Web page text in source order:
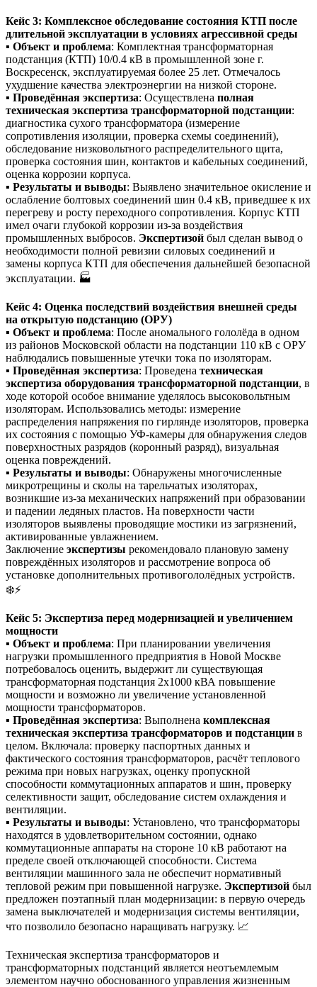
Кейс 3: Комплексное обследование состояния КТП после
длительной эксплуатации в условиях агрессивной среды
▪️ Объект и проблема: Комплектная трансформаторная
подстанция (КТП) 10/0.4 кВ в промышленной зоне г.
Воскресенск, эксплуатируемая более 25 лет. Отмечалось
ухудшение качества электроэнергии на низкой стороне.
▪️ Проведённая экспертиза: Осуществлена полная
техническая экспертиза трансформаторной подстанции:
диагностика сухого трансформатора (измерение
сопротивления изоляции, проверка схемы соединений),
обследование низковольтного распределительного щита,
проверка состояния шин, контактов и кабельных соединений,
оценка коррозии корпуса.
▪️ Результаты и выводы: Выявлено значительное окисление и
ослабление болтовых соединений шин 0.4 кВ, приведшее к их
перегреву и росту переходного сопротивления. Корпус КТП
имел очаги глубокой коррозии из-за воздействия
промышленных выбросов. Экспертизой был сделан вывод о
необходимости полной ревизии силовых соединений и
замены корпуса КТП для обеспечения дальнейшей безопасной
эксплуатации. 🏭
Кейс 4: Оценка последствий воздействия внешней среды
на открытую подстанцию (ОРУ)
▪️ Объект и проблема: После аномального гололёда в одном
из районов Московской области на подстанции 110 кВ с ОРУ
наблюдались повышенные утечки тока по изоляторам.
▪️ Проведённая экспертиза: Проведена техническая
экспертиза оборудования трансформаторной подстанции, в
ходе которой особое внимание уделялось высоковольтным
изоляторам. Использовались методы: измерение
распределения напряжения по гирлянде изоляторов, проверка
их состояния с помощью УФ-камеры для обнаружения следов
поверхностных разрядов (коронный разряд), визуальная
оценка повреждений.
▪️ Результаты и выводы: Обнаружены многочисленные
микротрещины и сколы на тарельчатых изоляторах,
возникшие из-за механических напряжений при образовании
и падении ледяных пластов. На поверхности части
изоляторов выявлены проводящие мостики из загрязнений,
активированные увлажнением.
Заключение экспертизы рекомендовало плановую замену
повреждённых изоляторов и рассмотрение вопроса об
установке дополнительных противогололёдных устройств.
❄️⚡
Кейс 5: Экспертиза перед модернизацией и увеличением
мощности
▪️ Объект и проблема: При планировании увеличения
нагрузки промышленного предприятия в Новой Москве
потребовалось оценить, выдержит ли существующая
трансформаторная подстанция 2х1000 кВА повышение
мощности и возможно ли увеличение установленной
мощности трансформаторов.
▪️ Проведённая экспертиза: Выполнена комплексная
техническая экспертиза трансформаторов и подстанции в
целом. Включала: проверку паспортных данных и
фактического состояния трансформаторов, расчёт теплового
режима при новых нагрузках, оценку пропускной
способности коммутационных аппаратов и шин, проверку
селективности защит, обследование систем охлаждения и
вентиляции.
▪️ Результаты и выводы: Установлено, что трансформаторы
находятся в удовлетворительном состоянии, однако
коммутационные аппараты на стороне 10 кВ работают на
пределе своей отключающей способности. Система
вентиляции машинного зала не обеспечит нормативный
тепловой режим при повышенной нагрузке. Экспертизой был
предложен поэтапный план модернизации: в первую очередь
замена выключателей и модернизация системы вентиляции,
что позволило безопасно наращивать нагрузку. 📈
Техническая экспертиза трансформаторов и
трансформаторных подстанций является неотъемлемым
элементом научно обоснованного управления жизненным